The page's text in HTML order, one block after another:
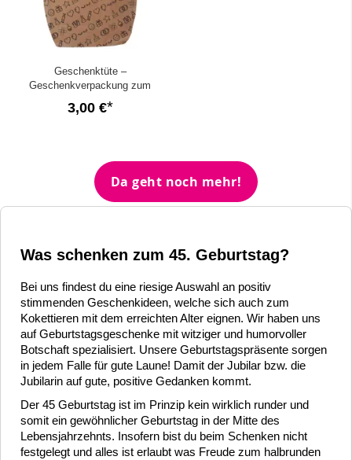
Geschenktüte –
Geschenkverpackung zum
Geburtstag „Mamma mia - Amore!“
3,00 €
Da geht noch mehr!
Was schenken zum 45. Geburtstag?
Bei uns findest du eine riesige Auswahl an positiv
stimmenden Geschenkideen, welche sich auch zum
Kokettieren mit dem erreichten Alter eignen. Wir haben uns
auf Geburtstagsgeschenke mit witziger und humorvoller
Botschaft spezialisiert. Unsere Geburtstagspräsente sorgen
in jedem Falle für gute Laune! Damit der Jubilar bzw. die
Jubilarin auf gute, positive Gedanken kommt.
Der 45 Geburtstag ist im Prinzip kein wirklich runder und
somit ein gewöhnlicher Geburtstag in der Mitte des
Lebensjahrzehnts. Insofern bist du beim Schenken nicht
festgelegt und alles ist erlaubt was Freude zum halbrunden